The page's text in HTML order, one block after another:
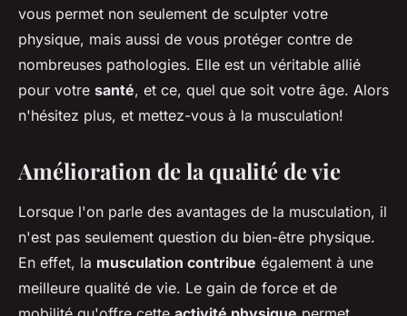
vous permet non seulement de sculpter votre
physique, mais aussi de vous protéger contre de
nombreuses pathologies. Elle est un véritable allié
pour votre santé, et ce, quel que soit votre âge. Alors
n'hésitez plus, et mettez-vous à la musculation!
Amélioration de la qualité de vie
Lorsque l'on parle des avantages de la musculation, il
n'est pas seulement question du bien-être physique.
En effet, la musculation contribue également à une
meilleure qualité de vie. Le gain de force et de